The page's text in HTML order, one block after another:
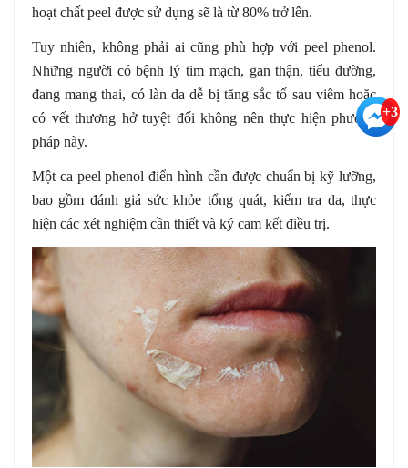
hoạt chất peel được sử dụng sẽ là từ 80% trở lên.
Tuy nhiên, không phải ai cũng phù hợp với peel phenol.
Những người có bệnh lý tim mạch, gan thận, tiểu đường,
đang mang thai, có làn da dễ bị tăng sắc tố sau viêm hoặc
có vết thương hở tuyệt đối không nên thực hiện phương
pháp này.
Một ca peel phenol điển hình cần được chuẩn bị kỹ lưỡng,
bao gồm đánh giá sức khỏe tổng quát, kiểm tra da, thực
hiện các xét nghiệm cần thiết và ký cam kết điều trị.
+3